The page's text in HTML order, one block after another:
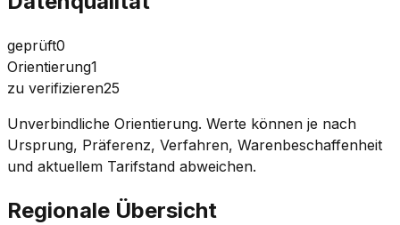
geprüft0
Orientierung1
zu verifizieren25
Unverbindliche Orientierung. Werte können je nach
Ursprung, Präferenz, Verfahren, Warenbeschaffenheit
und aktuellem Tarifstand abweichen.
Regionale Übersicht